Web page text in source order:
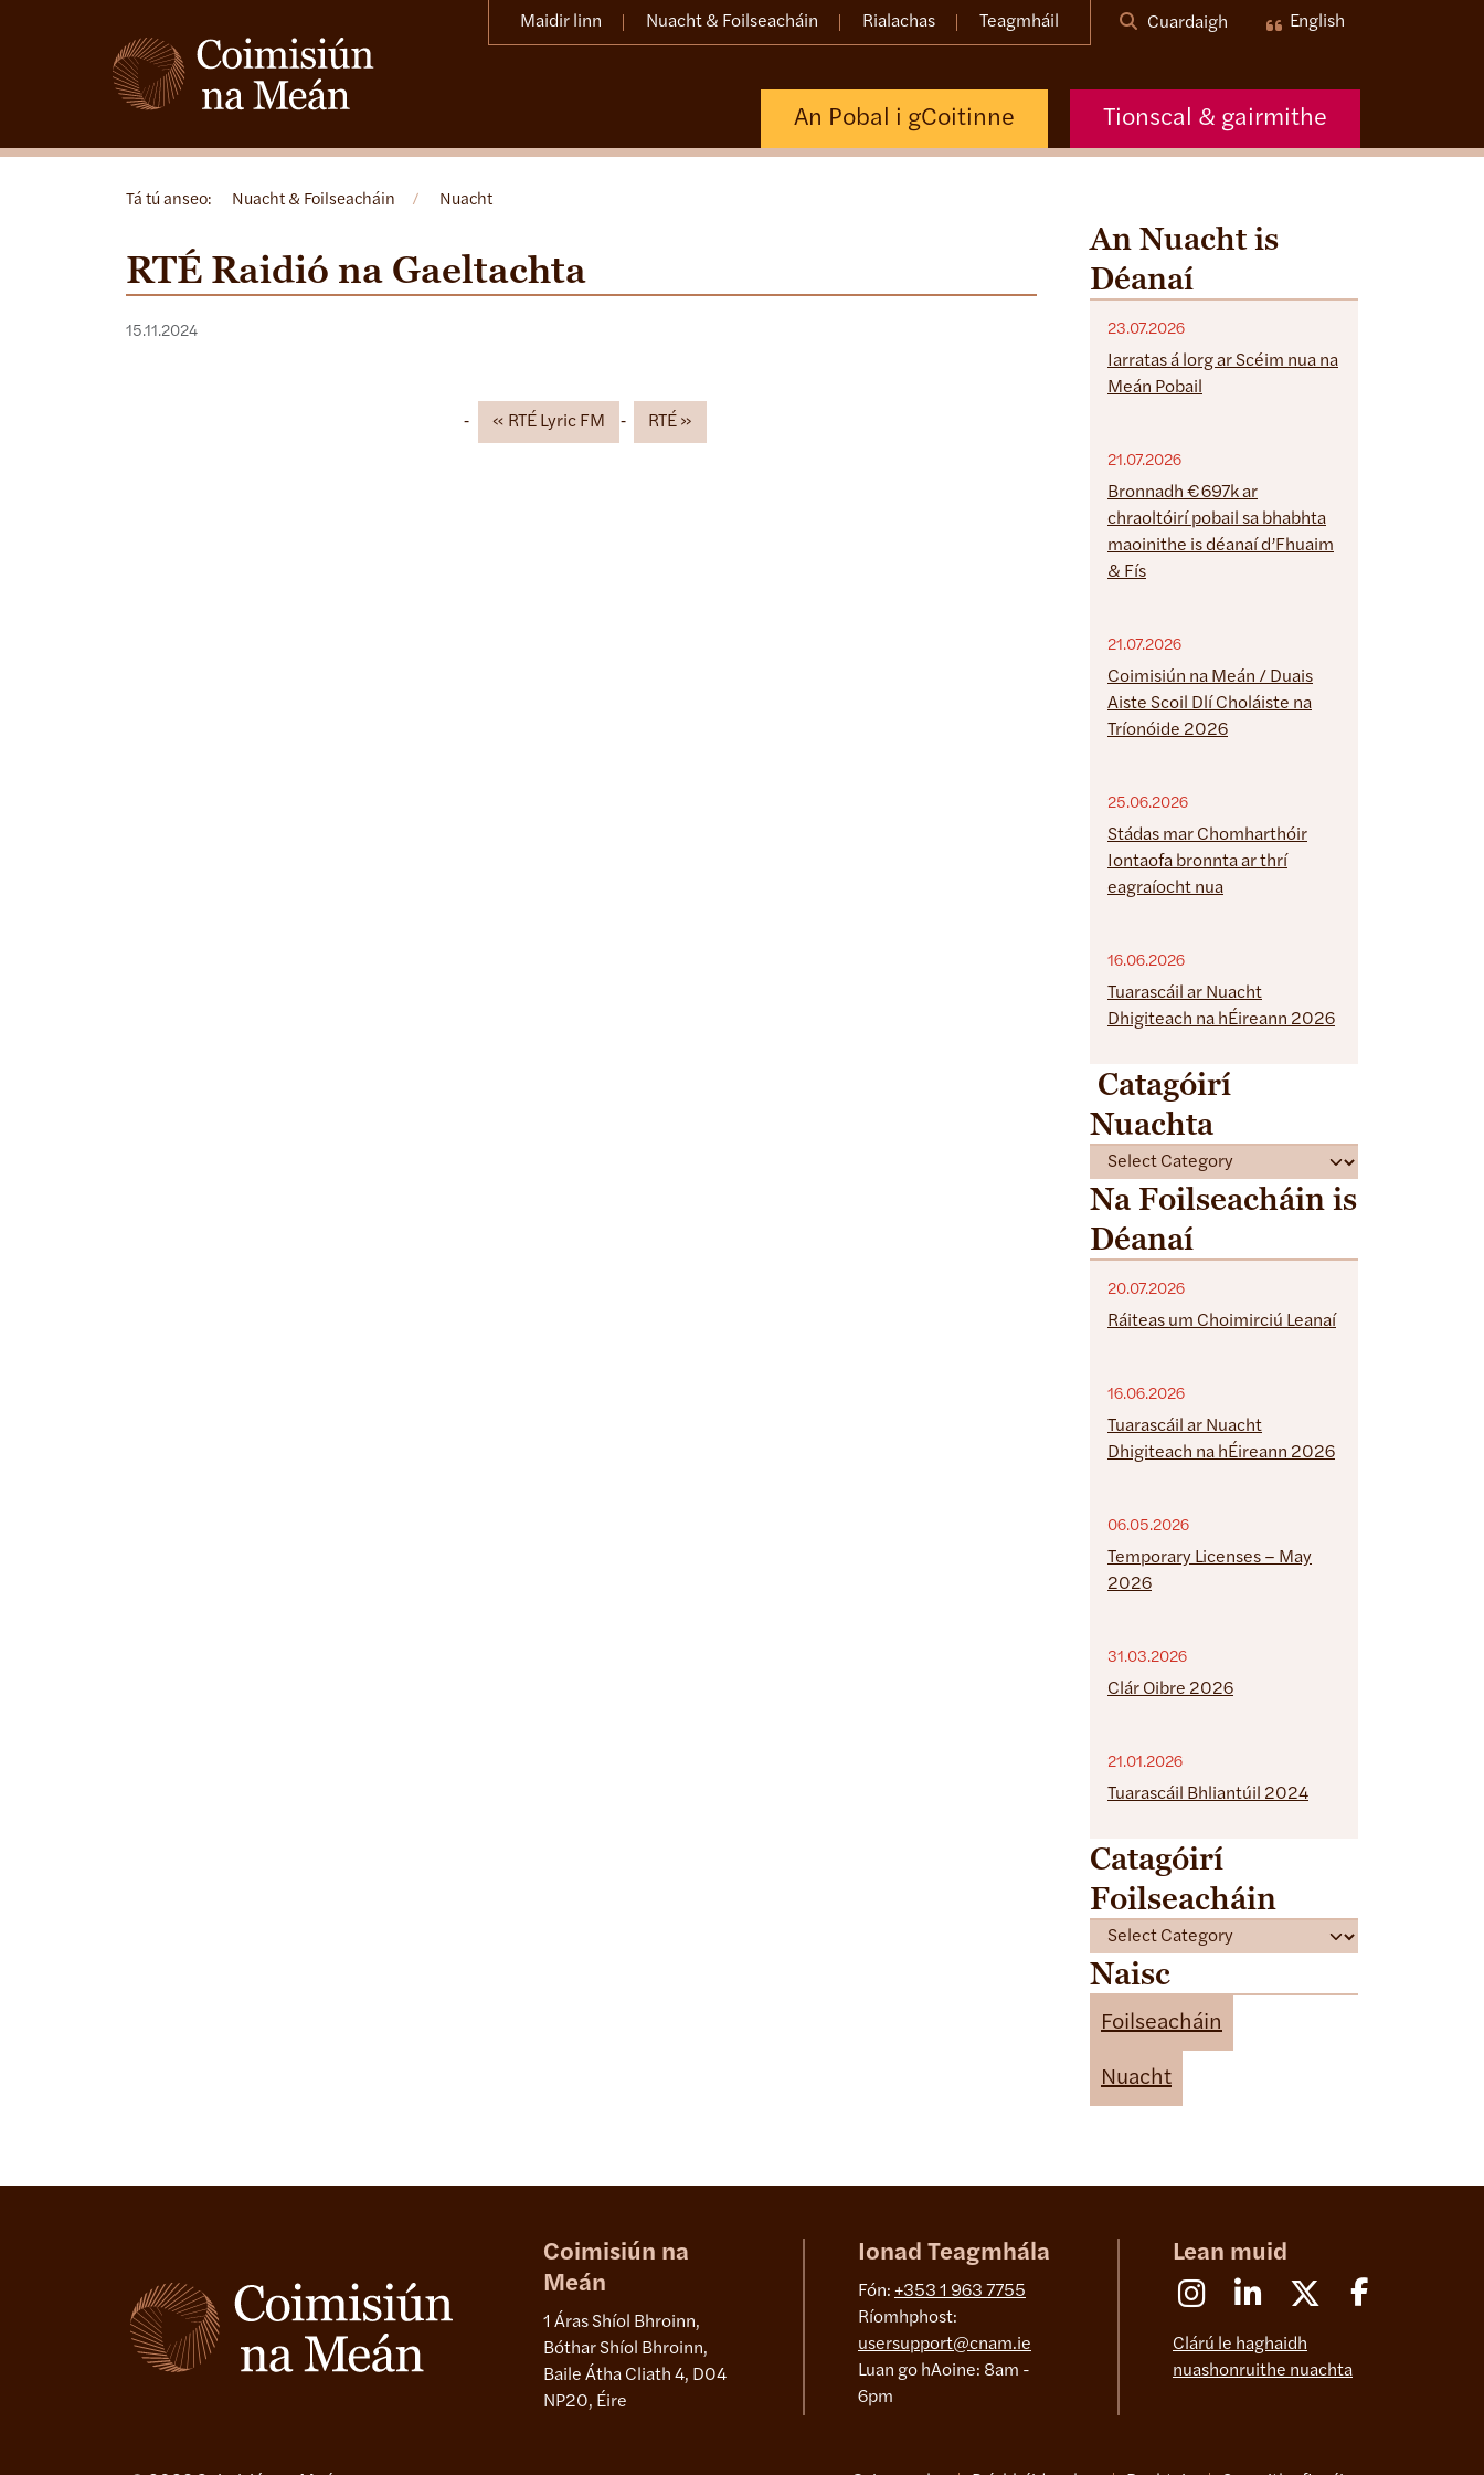
Maidir linn Nuacht & Foilseacháin Rialachas Teagmháil Cuardaigh English
An Pobal i gCoitinne Tionscal & gairmithe
Tá tú anseo: Nuacht & Foilseacháin / Nuacht
RTÉ Raidió na Gaeltachta
15.11.2024
RTÉ Lyric FM RTÉ
An Nuacht is
Déanaí
23.07.2026
Iarratas á lorg ar Scéim nua na
Meán Pobail
21.07.2026
Bronnadh €697k ar
chraoltóirí pobail sa bhabhta
maoinithe is déanaí d’Fhuaim
& Fís
21.07.2026
Coimisiún na Meán / Duais
Aiste Scoil Dlí Choláiste na
Tríonóide 2026
25.06.2026
Stádas mar Chomharthóir
Iontaofa bronnta ar thrí
eagraíocht nua
16.06.2026
Tuarascáil ar Nuacht
Dhigiteach na hÉireann 2026
Catagóirí
Nuachta
a
t
g
Na Foilseacháin is
Déanaí
20.07.2026
Ráiteas um Choimirciú Leanaí
16.06.2026
Tuarascáil ar Nuacht
Dhigiteach na hÉireann 2026
06.05.2026
Temporary Licenses – May
2026
31.03.2026
Clár Oibre 2026
21.01.2026
Tuarascáil Bhliantúil 2024
Catagóirí
Foilseacháin
a
t
Naisc
Foilseacháin
Nuacht
Coimisiún na
Meán
1 Áras Shíol Bhroinn,
Bóthar Shíol Bhroinn,
Baile Átha Cliath 4, D04
NP20, Éire
Ionad Teagmhála
Fón: +353 1 963 7755
Ríomhphost:
usersupport@cnam.ie
Luan go hAoine: 8am -
6pm
Lean muid
InstagramLinkedin X (Formerly Twitter)
Clárú le haghaidh
nuashonruithe nuachta